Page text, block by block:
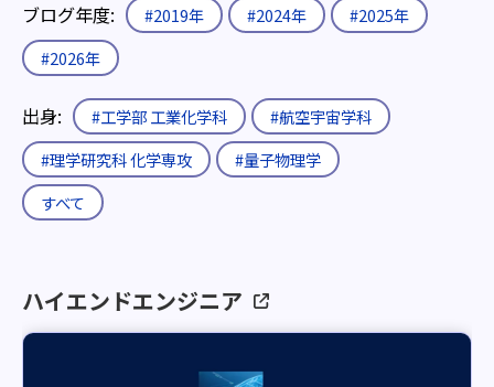
ブログ年度: #2019年 #2024年
#2025年
#2026年
出身: #工学部 工業化学科
#航空宇宙学科
#理学研究科 化学専攻
#量子物理学
すべて
ハイエンドエンジニア